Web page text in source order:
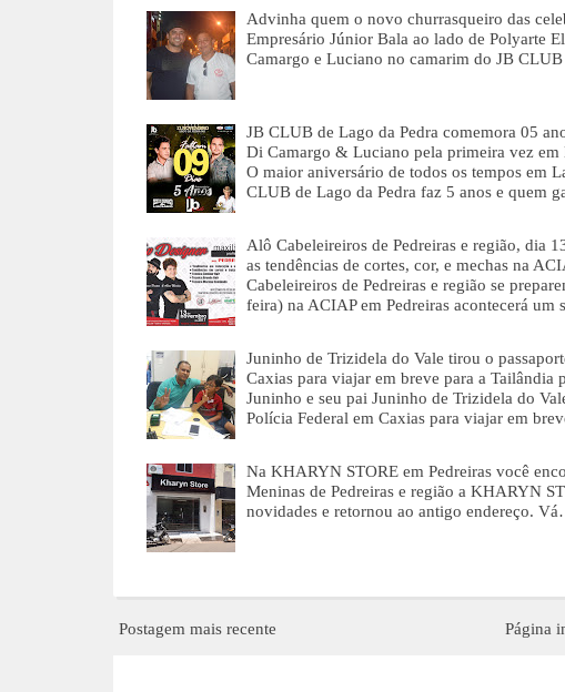
Advinha quem o novo churrasqueiro das
Empresário Júnior Bala ao lado de Polyarte
Camargo e Luciano no camarim do JB
JB CLUB de Lago da Pedra comemora 05
Di Camargo & Luciano pela primeira vez em
O maior aniversário de todos os tempos em
CLUB de Lago da Pedra faz 5 anos e quem
Alô Cabeleireiros de Pedreiras e região, dia
as tendências de cortes, cor, e mechas na
Cabeleireiros de Pedreiras e região se
feira) na ACIAP em Pedreiras acontecerá um
Juninho de Trizidela do Vale tirou o
Caxias para viajar em breve para a Tailândia
Juninho e seu pai Juninho de Trizidela do
Polícia Federal em Caxias para viajar em
Na KHARYN STORE em Pedreiras você
Meninas de Pedreiras e região a KHARYN
novidades e retornou ao antigo endereço.
Postagem mais recente Página